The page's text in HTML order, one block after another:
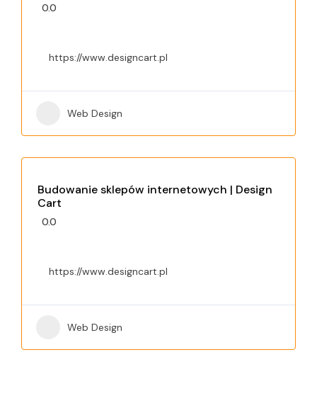
0.0
https://www.designcart.pl
Web Design
Budowanie sklepów internetowych | Design
Cart
0.0
https://www.designcart.pl
Web Design